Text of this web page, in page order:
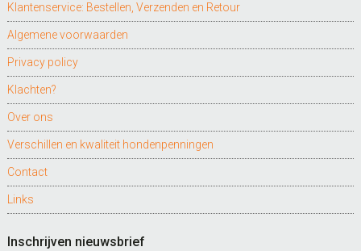
Klantenservice: Bestellen, Verzenden en Retour
Algemene voorwaarden
Privacy policy
Klachten?
Over ons
Verschillen en kwaliteit hondenpenningen
Contact
Links
Inschrijven nieuwsbrief